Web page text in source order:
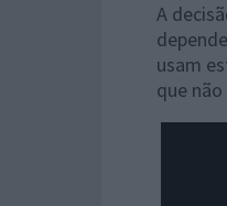
A
usam
que